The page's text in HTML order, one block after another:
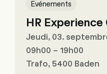
Evénements
HR Experience
Jeudi, 03.
09h00 – 19h00
Trafo, 5400 Baden